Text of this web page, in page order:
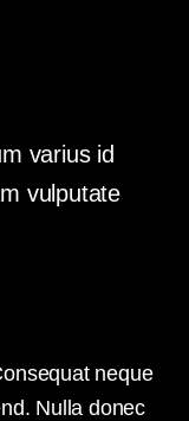
varius id
vulputate
neque
Nulla donec